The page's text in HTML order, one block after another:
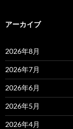
アーカイブ
2026年8月
2026年7月
2026年6月
2026年5月
2026年4月